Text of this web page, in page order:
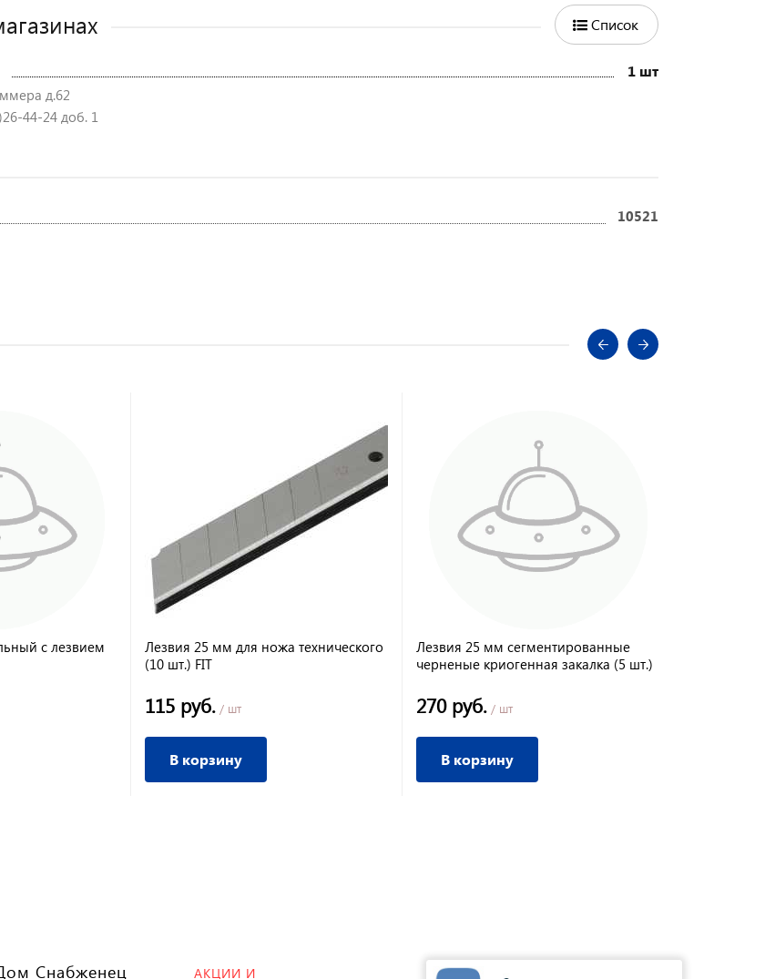
Список
1 шт
д.62
44-24 доб. 1
10521
с лезвием
Лезвия 25 мм для ножа технического
(10 шт.) FIT
115 руб. / шт
В корзину
Лезвия 25 мм сегментированные
черненые криогенная закалка (5 шт.)
270 руб. / шт
В корзину
Снабженец АКЦИИ И